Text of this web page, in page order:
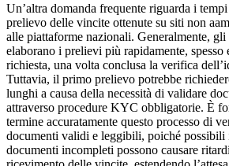
Un’altra domanda frequente riguarda i
prelievo delle vincite ottenute su siti non
alle piattaforme nazionali. Generalmente,
elaborano i prelievi più rapidamente, spesso
richiesta, una volta conclusa la verifica
Tuttavia, il primo prelievo potrebbe
lunghi a causa della necessità di validare
attraverso procedure KYC obbligatorie. È
termine accuratamente questo processo di
documenti validi e leggibili, poiché possibili
documenti incompleti possono causare